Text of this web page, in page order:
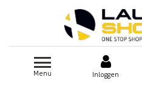
Menu Inloggen